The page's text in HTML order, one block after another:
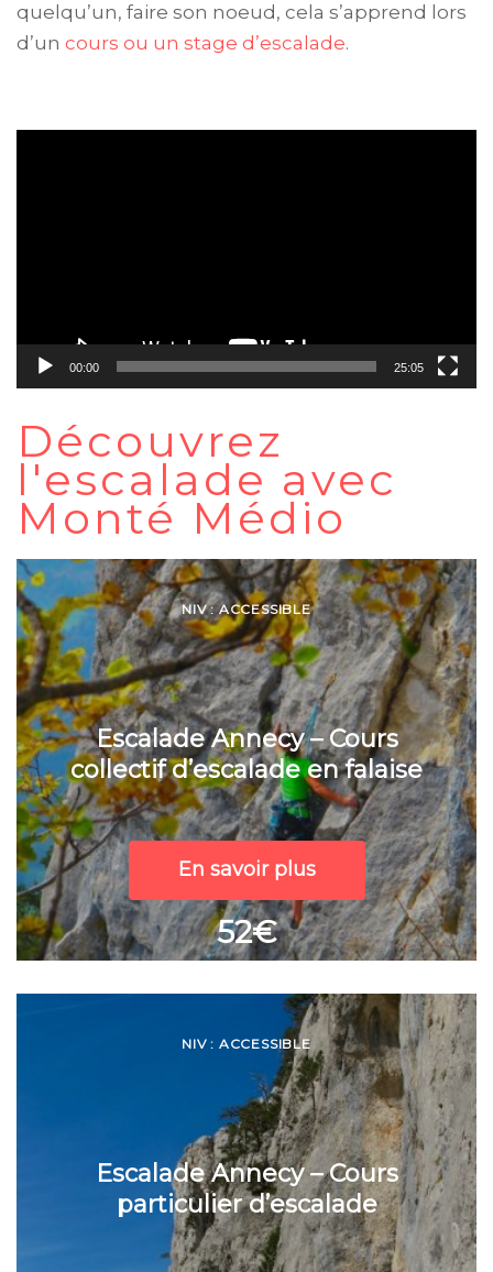
quelqu’un, faire son noeud, cela s’apprend lors
d’un cours ou un stage d’escalade.
00:00 25:05
Découvrez
l'escalade avec
Monté Médio
NIV : ACCESSIBLE
Escalade Annecy – Cours
collectif d’escalade en falaise
En savoir plus
52€
NIV : ACCESSIBLE
Escalade Annecy – Cours
particulier d’escalade